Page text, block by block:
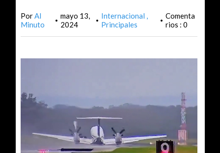
PorAl
Minuto
• mayo 13,
2024
• Internacional
Principales
• Comenta
rios : 0